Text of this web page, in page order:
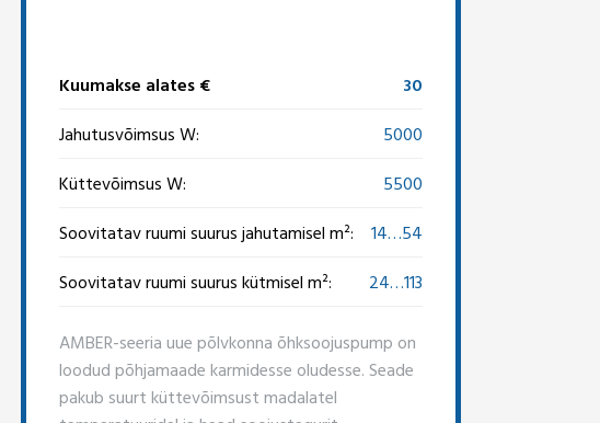
Kuumakse alates €
30
Jahutusvõimsus W:
5000
Küttevõimsus W:
5500
Soovitatav ruumi suurus jahutamisel m²:
14…54
Soovitatav ruumi suurus kütmisel m²:
24…113
AMBER-seeria uue põlvkonna õhksoojuspump on
loodud põhjamaade karmidesse oludesse. Seade
pakub suurt küttevõimsust madalatel